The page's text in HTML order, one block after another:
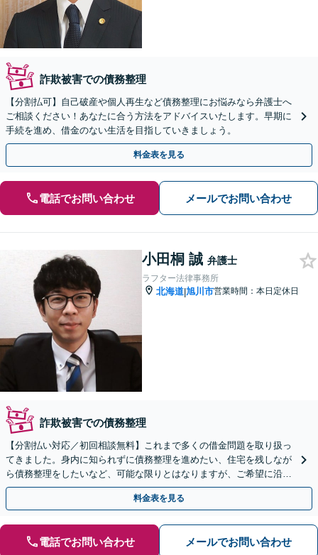
詐欺被害での債務整理
【分割払可】自己破産や個人再生など債務整理にお悩みなら弁護士へ
ご相談ください！あなたに合う方法をアドバイスいたします。早期に
手続を進め、借金のない生活を目指していきましょう。
料金表を見る
電話でお問い合わせ メールでお問い合わせ
小田桐 誠 弁護士
ラフター法律事務所
北海道|旭川市営業時間：本日定休日
詐欺被害での債務整理
【分割払い対応／初回相談無料】これまで多くの借金問題を取り扱っ
てきました。身内に知られずに債務整理を進めたい、住宅を残しなが
ら債務整理をしたいなど、可能な限りとはなりますが、ご希望に沿え
るようにいたします。
料金表を見る
電話でお問い合わせ メールでお問い合わせ